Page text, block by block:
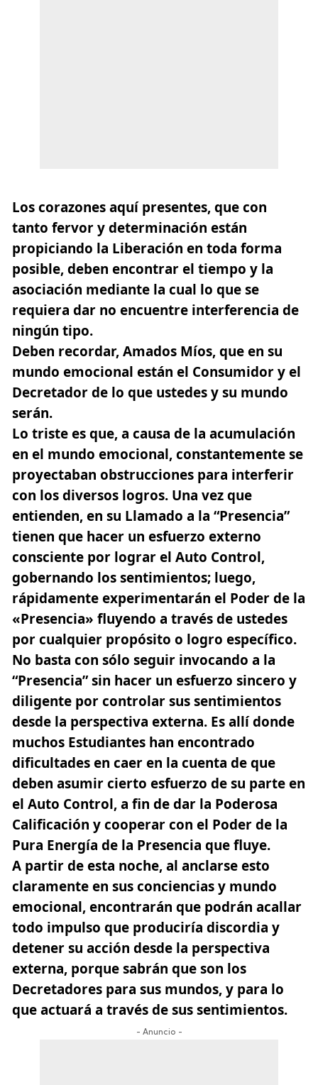
Los corazones aquí presentes, que con
tanto fervor y determinación están
propiciando la Liberación en toda forma
posible, deben encontrar el tiempo y la
asociación mediante la cual lo que se
requiera dar no encuentre interferencia de
ningún tipo.
Deben recordar, Amados Míos, que en su
mundo emocional están el Consumidor y el
Decretador de lo que ustedes y su mundo
serán.
Lo triste es que, a causa de la acumulación
en el mundo emocional, constantemente se
proyectaban obstrucciones para interferir
con los diversos logros. Una vez que
entienden, en su Llamado a la “Presencia”
tienen que hacer un esfuerzo externo
consciente por lograr el Auto Control,
gobernando los sentimientos; luego,
rápidamente experimentarán el Poder de la
«Presencia» fluyendo a través de ustedes
por cualquier propósito o logro específico.
No basta con sólo seguir invocando a la
“Presencia” sin hacer un esfuerzo sincero y
diligente por controlar sus sentimientos
desde la perspectiva externa. Es allí donde
muchos Estudiantes han encontrado
dificultades en caer en la cuenta de que
deben asumir cierto esfuerzo de su parte en
el Auto Control, a fin de dar la Poderosa
Calificación y cooperar con el Poder de la
Pura Energía de la Presencia que fluye.
A partir de esta noche, al anclarse esto
claramente en sus conciencias y mundo
emocional, encontrarán que podrán acallar
todo impulso que produciría discordia y
detener su acción desde la perspectiva
externa, porque sabrán que son los
Decretadores para sus mundos, y para lo
que actuará a través de sus sentimientos.
- Anuncio -